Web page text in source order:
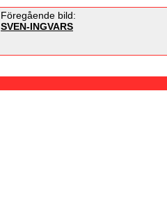
Föregående bild:
SVEN-INGVARS